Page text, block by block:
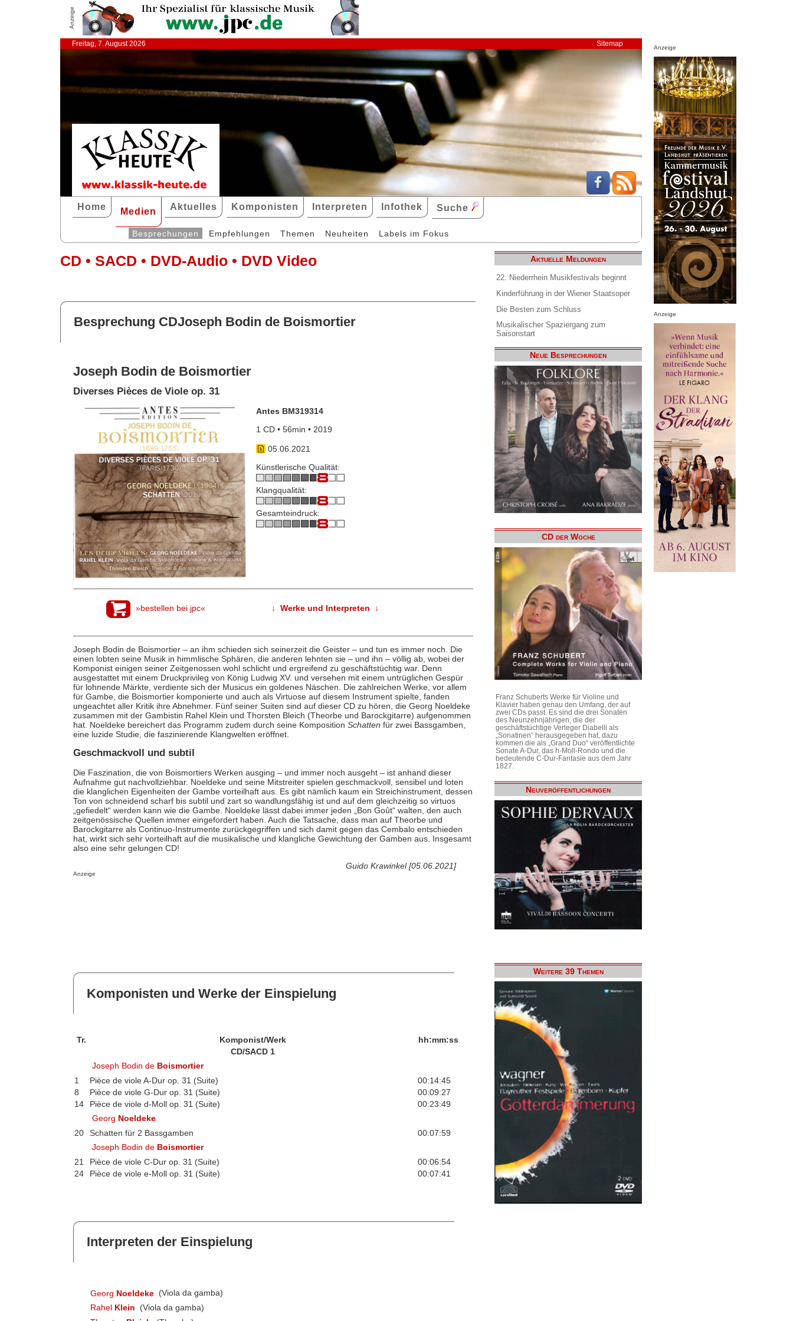
Anzeige
Freitag, 7. August 2026 Sitemap
Home Medien Aktuelles Komponisten Interpreten Infothek Suche
Besprechungen Empfehlungen Themen Neuheiten Labels im Fokus
CD • SACD • DVD-Audio • DVD Video
Besprechung CDJoseph Bodin de Boismortier
Joseph Bodin de Boismortier
Diverses Pièces de Viole op. 31
Antes BM319314
1 CD • 56min • 2019
05.06.2021
Künstlerische Qualität:
Klangqualität:
Gesamteindruck:
»bestellen bei jpc« ↓ Werke und Interpreten ↓
Joseph Bodin de Boismortier – an ihm schieden sich seinerzeit die Geister – und tun es immer noch. Die
einen lobten seine Musik in himmlische Sphären, die anderen lehnten sie – und ihn – völlig ab, wobei der
Komponist einigen seiner Zeitgenossen wohl schlicht und ergreifend zu geschäftstüchtig war. Denn
ausgestattet mit einem Druckprivileg von König Ludwig XV. und versehen mit einem untrüglichen Gespür
für lohnende Märkte, verdiente sich der Musicus ein goldenes Näschen. Die zahlreichen Werke, vor allem
für Gambe, die Boismortier komponierte und auch als Virtuose auf diesem Instrument spielte, fanden
ungeachtet aller Kritik ihre Abnehmer. Fünf seiner Suiten sind auf dieser CD zu hören, die Georg Noeldeke
zusammen mit der Gambistin Rahel Klein und Thorsten Bleich (Theorbe und Barockgitarre) aufgenommen
hat. Noeldeke bereichert das Programm zudem durch seine Komposition Schatten für zwei Bassgamben,
eine luzide Studie, die faszinierende Klangwelten eröffnet.
Geschmackvoll und subtil
Die Faszination, die von Boismortiers Werken ausging – und immer noch ausgeht – ist anhand dieser
Aufnahme gut nachvollziehbar. Noeldeke und seine Mitstreiter spielen geschmackvoll, sensibel und loten
die klanglichen Eigenheiten der Gambe vorteilhaft aus. Es gibt nämlich kaum ein Streichinstrument, dessen
Ton von schneidend scharf bis subtil und zart so wandlungsfähig ist und auf dem gleichzeitig so virtuos
„gefiedelt“ werden kann wie die Gambe. Noeldeke lässt dabei immer jeden „Bon Goût“ walten, den auch
zeitgenössische Quellen immer eingefordert haben. Auch die Tatsache, dass man auf Theorbe und
Barockgitarre als Continuo-Instrumente zurückgegriffen und sich damit gegen das Cembalo entschieden
hat, wirkt sich sehr vorteilhaft auf die musikalische und klangliche Gewichtung der Gamben aus. Insgesamt
also eine sehr gelungen CD!
Guido Krawinkel [05.06.2021]
Anzeige
Komponisten und Werke der Einspielung
Tr. Komponist/Werk
hh:mm:ss
CD/SACD 1
Joseph Bodin de Boismortier
1
Pièce de viole A-Dur op. 31 (Suite)
00:14:45
8
Pièce de viole G-Dur op. 31 (Suite)
00:09:27
14
Pièce de viole d-Moll op. 31 (Suite)
00:23:49
Georg Noeldeke
20
Schatten für 2 Bassgamben
00:07:59
Joseph Bodin de Boismortier
21
Pièce de viole C-Dur op. 31 (Suite)
00:06:54
24
Pièce de viole e-Moll op. 31 (Suite) 00:07:41
Interpreten der Einspielung
Georg Noeldeke (Viola da gamba)
Rahel Klein
(Viola da gamba)
Aktuelle Meldungen
22. Niederrhein Musikfestivals beginnt
Kinderführung in der Wiener Staatsoper
Die Besten zum Schluss
Musikalischer Spaziergang zum
Saisonstart
Neue Besprechungen
CD der Woche
Franz Schuberts Werke für Violine und
Klavier haben genau den Umfang, der auf
zwei CDs passt. Es sind die drei Sonaten
des Neunzehnjährigen, die der
geschäftstüchtige Verleger Diabelli als
„Sonatinen“ herausgegeben hat, dazu
kommen die als „Grand Duo“ veröffentlichte
Sonate A-Dur, das h-Moll-Rondo und die
bedeutende C-Dur-Fantasie aus dem Jahr
1827.
Neuveröffentlichungen
Weitere 39 Themen
Anzeige
Anzeige